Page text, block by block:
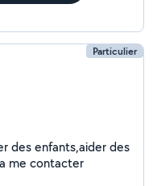
Particulier
des enfants,aider des
me contacter